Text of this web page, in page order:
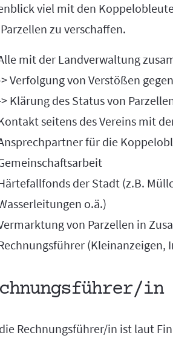
viel mit den
zu verschaffen.
mit der Landverwaltung
Verfolgung von Verstößen
Klärung des Status von
seitens des Vereins mit
für die
der Stadt (z.B.
o.ä.)
von Parzellen in
(Kleinanzeigen,
Rechnungsführer/in ist laut